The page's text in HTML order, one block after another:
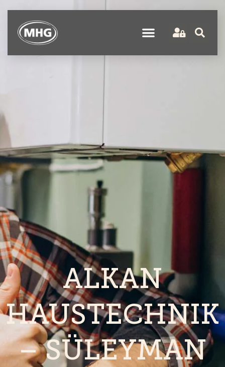
ALKAN
HAUSTECHNIK
– SÜLEYMAN